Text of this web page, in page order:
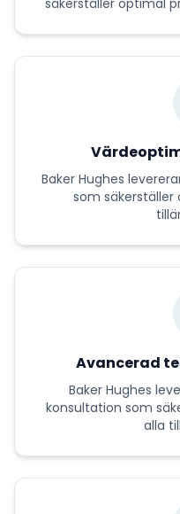
säkerställer optimal
Baker Hughes
som säkerställer
Avancerad
Baker Hughes
konsultation som
alla